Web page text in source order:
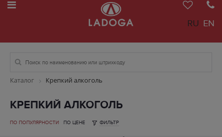
RU EN
Каталог Крепкий алкоголь
КРЕПКИЙ АЛКОГОЛЬ
ПО ПОПУЛЯРНОСТИ ПО ЦЕНЕ ФИЛЬТР